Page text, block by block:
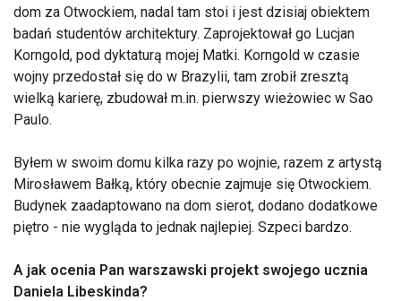
dom za Otwockiem, nadal tam stoi i jest dzisiaj obiektem
badań studentów architektury. Zaprojektował go Lucjan
Korngold, pod dyktaturą mojej Matki. Korngold w czasie
wojny przedostał się do w Brazylii, tam zrobił zresztą
wielką karierę, zbudował m.in. pierwszy wieżowiec w Sao
Paulo.
Byłem w swoim domu kilka razy po wojnie, razem z artystą
Mirosławem Bałką, który obecnie zajmuje się Otwockiem.
Budynek zaadaptowano na dom sierot, dodano dodatkowe
piętro - nie wygląda to jednak najlepiej. Szpeci bardzo.
A jak ocenia Pan warszawski projekt swojego ucznia
Daniela Libeskinda?